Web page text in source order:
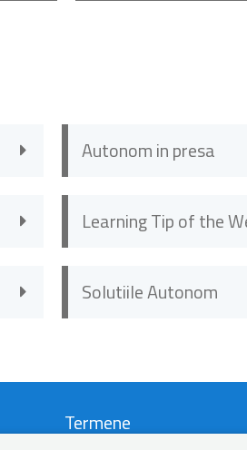
Autonom in presa
Learning Tip of the
Solutiile Autonom
Termene